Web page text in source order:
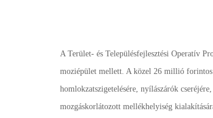
A Terület- és Településfejlesztési Operatív
moziépület mellett. A közel 26 millió forintos
homlokzatszigetelésére, nyílászárók
mozgáskorlátozott mellékhelyiség